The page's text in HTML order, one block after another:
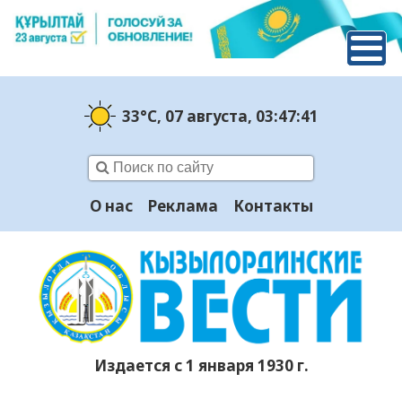
33°C, 07 августа, 03:47:42
О нас Реклама Контакты
Издается с 1 января 1930 г.